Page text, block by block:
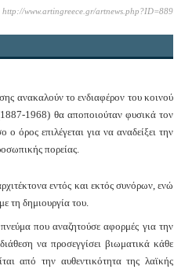
http://www.artingreece.gr/artnews.php?ID=889
ανακαλούν το ενδιαφέρον του κοινού
1968) θα αποποιούταν φυσικά τον
όρος επιλέγεται για να αναδείξει την
πορείας.
εντός και εκτός συνόρων, ενώ
τη δημιουργία του.
που αναζητούσε αφορμές για την
να προσεγγίσει βιωματικά κάθε
από την αυθεντικότητα της λαϊκής